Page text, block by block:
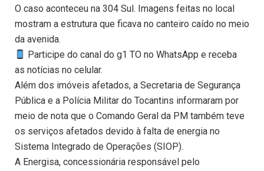
O caso aconteceu na 304 Sul. Imagens feitas no local
mostram a estrutura que ficava no canteiro caído no meio
da avenida.
Participe do canal do g1 TO no WhatsApp e receba
as notícias no celular.
Além dos imóveis afetados, a Secretaria de Segurança
Pública e a Polícia Militar do Tocantins informaram por
meio de nota que o Comando Geral da PM também teve
os serviços afetados devido à falta de energia no
Sistema Integrado de Operações (SIOP).
A Energisa, concessionária responsável pelo